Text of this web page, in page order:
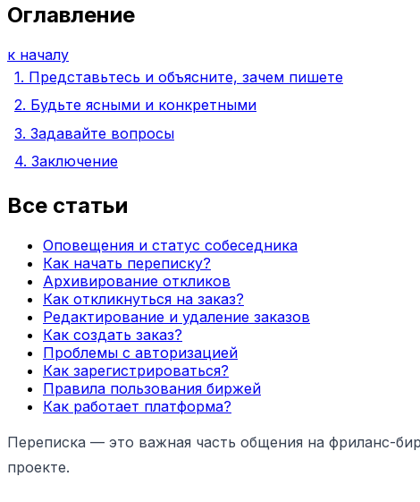
Оглавление
к началу
1. Представьтесь и объясните, зачем пишете
2. Будьте ясными и конкретными
3. Задавайте вопросы
4. Заключение
Все статьи
Оповещения и статус собеседника
Как начать переписку?
Архивирование откликов
Как откликнуться на заказ?
Редактирование и удаление заказов
Как создать заказ?
Проблемы с авторизацией
Как зарегистрироваться?
Правила пользования биржей
Как работает платформа?
Переписка — это важная часть общения на фриланс-
проекте.